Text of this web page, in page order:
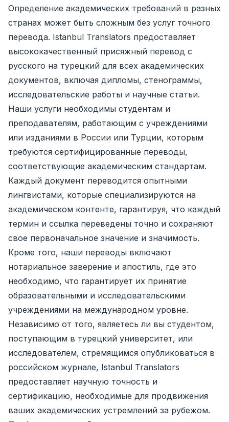
Определение академических требований в разных
странах может быть сложным без услуг точного
перевода. Istanbul Translators предоставляет
высококачественный присяжный перевод с
русского на турецкий для всех академических
документов, включая дипломы, стенограммы,
исследовательские работы и научные статьи.
Наши услуги необходимы студентам и
преподавателям, работающим с учреждениями
или изданиями в России или Турции, которым
требуются сертифицированные переводы,
соответствующие академическим стандартам.
Каждый документ переводится опытными
лингвистами, которые специализируются на
академическом контенте, гарантируя, что каждый
термин и ссылка переведены точно и сохраняют
свое первоначальное значение и значимость.
Кроме того, наши переводы включают
нотариальное заверение и апостиль, где это
необходимо, что гарантирует их принятие
образовательными и исследовательскими
учреждениями на международном уровне.
Независимо от того, являетесь ли вы студентом,
поступающим в турецкий университет, или
исследователем, стремящимся опубликоваться в
российском журнале, Istanbul Translators
предоставляет научную точность и
сертификацию, необходимые для продвижения
ваших академических устремлений за рубежом.